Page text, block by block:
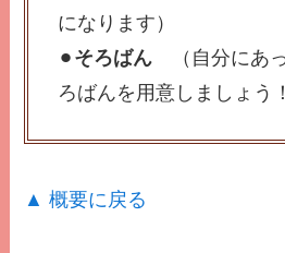
になります）
⚫︎ そろばん （自分にあ
ろばんを用意しましょう
▲ 概要に戻る